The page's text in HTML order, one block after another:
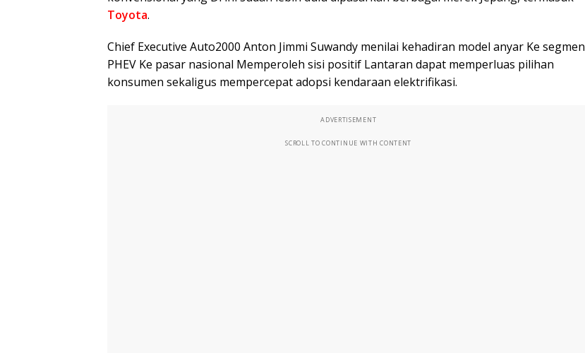
Toyota.
Chief Executive Auto2000 Anton Jimmi Suwandy menilai kehadiran model anyar Ke segmen
PHEV Ke pasar nasional Memperoleh sisi positif Lantaran dapat memperluas pilihan
konsumen sekaligus mempercepat adopsi kendaraan elektrifikasi.
ADVERTISEMENT
SCROLL TO CONTINUE WITH CONTENT